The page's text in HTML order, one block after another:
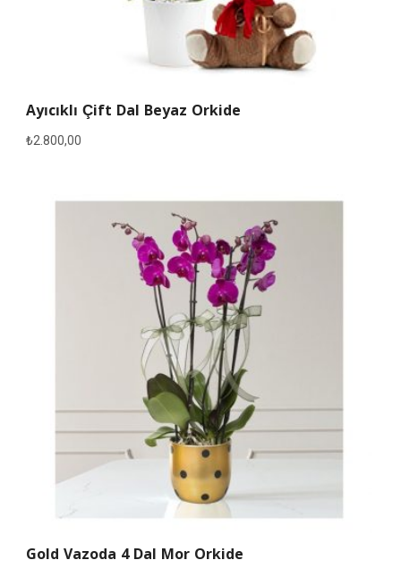
Ayıcıklı Çift Dal Beyaz Orkide
₺2.800,00
Gold Vazoda 4 Dal Mor Orkide